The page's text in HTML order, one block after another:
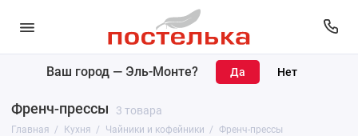
Ваш город — Эль-Монте?
Френч-прессы 3 товара
Главная Кухня Чайники и кофейники Френч-прессы
Кухонные принадлежности